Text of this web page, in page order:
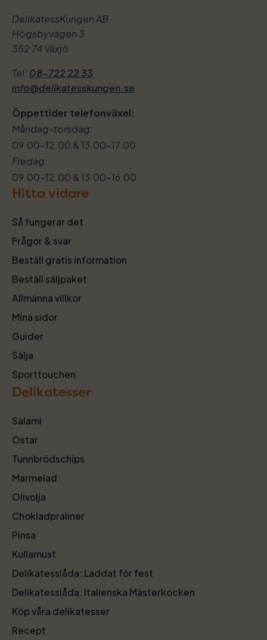
DelikatessKungen AB
Högsbyvägen 3
352 74 Växjö
Tel: 08-722 22 33
info@delikatesskungen.se
Öppettider telefonväxel:
Måndag-torsdag:
09.00–12.00 & 13.00–17.00
Fredag:
09.00–12.00 & 13.00–16.00
Hitta vidare
Så fungerar det
Frågor & svar
Beställ gratis information
Beställ säljpaket
Allmänna villkor
Mina sidor
Guider
Sälja
Sporttouchen
Delikatesser
Salami
Ostar
Tunnbrödschips
Marmelad
Olivolja
Chokladpraliner
Pinsa
Kullamust
Delikatesslåda: Laddat för fest
Delikatesslåda: Italienska Mästerkocken
Köp våra delikatesser
Recept